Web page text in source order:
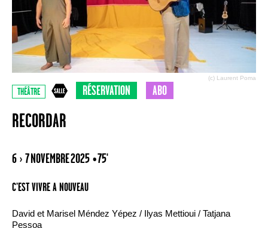
(c) Laurent Poma
THÉÂTRE RÉSERVATION ABO
RECORDAR
6 › 7 NOVEMBRE 2025 • 75'
C’EST VIVRE A NOUVEAU
David et Marisel Méndez Yépez / Ilyas Mettioui / Tatjana
Pessoa